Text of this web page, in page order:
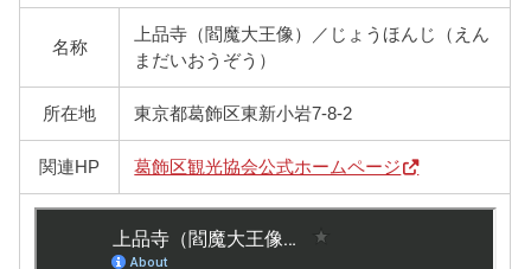
名称
上品寺（閻魔大王像）／じょうほんじ（えん
まだいおうぞう）
所在地 東京都葛飾区東新小岩7-8-2
関連HP 葛飾区観光協会公式ホームページ